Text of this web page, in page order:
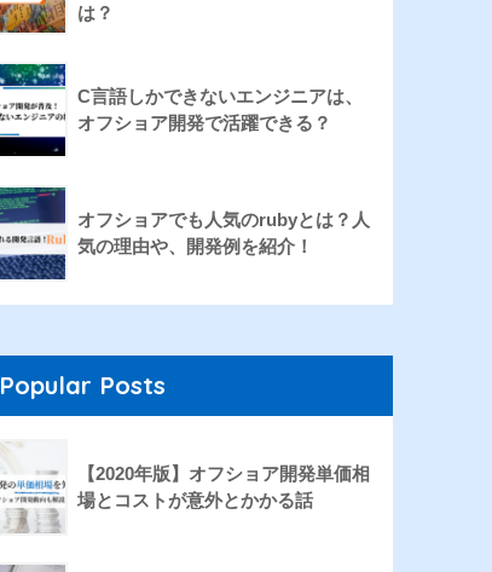
は？
C言語しかできないエンジニアは、
オフショア開発で活躍できる？
オフショアでも人気のrubyとは？人
気の理由や、開発例を紹介！
Popular Posts
【2020年版】オフショア開発単価相
場とコストが意外とかかる話